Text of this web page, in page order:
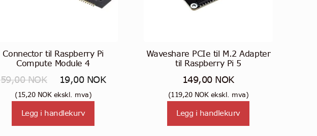
Connector til Raspberry Pi
Compute Module 4
59,00NOK
Opprinnelig
pris
var:
19,00 NOKNåværende
(15,20 NOKekskl. mva)
Legg i handlekurv
Waveshare PCIe til M.2 Adapter
til Raspberry Pi 5
149,00 NOK
(119,20 NOKekskl. mva)
Legg i handlekurv